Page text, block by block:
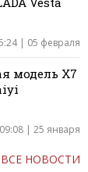
| 05 февраля
модель X7
09:08 | 25 января
ВСЕ НОВОСТИ